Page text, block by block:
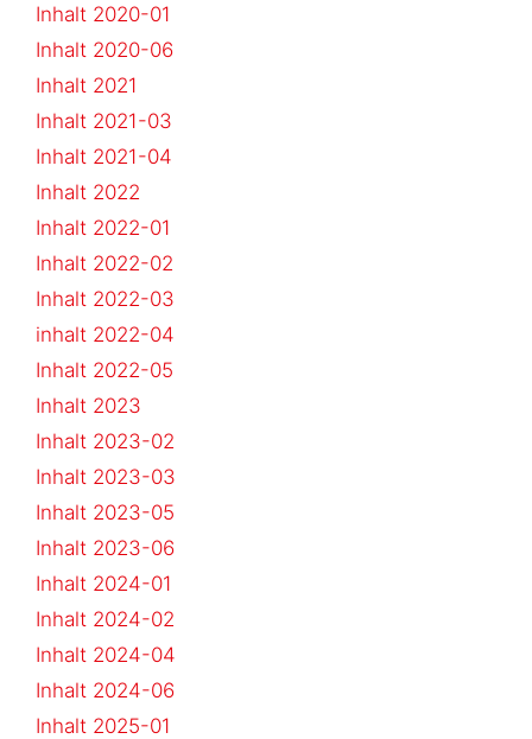
Inhalt 2020-01
Inhalt 2020-06
Inhalt 2021
Inhalt 2021-03
Inhalt 2021-04
Inhalt 2022
Inhalt 2022-01
Inhalt 2022-02
Inhalt 2022-03
inhalt 2022-04
Inhalt 2022-05
Inhalt 2023
Inhalt 2023-02
Inhalt 2023-03
Inhalt 2023-05
Inhalt 2023-06
Inhalt 2024-01
Inhalt 2024-02
Inhalt 2024-04
Inhalt 2024-06
Inhalt 2025-01